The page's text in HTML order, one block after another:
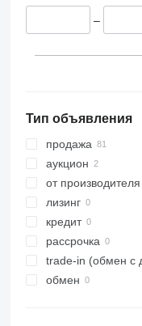
Болгария
–
Тип объявления
продажа
аукцион
от производителя
лизинг
кредит
рассрочка
trade-in (обмен с
обмен